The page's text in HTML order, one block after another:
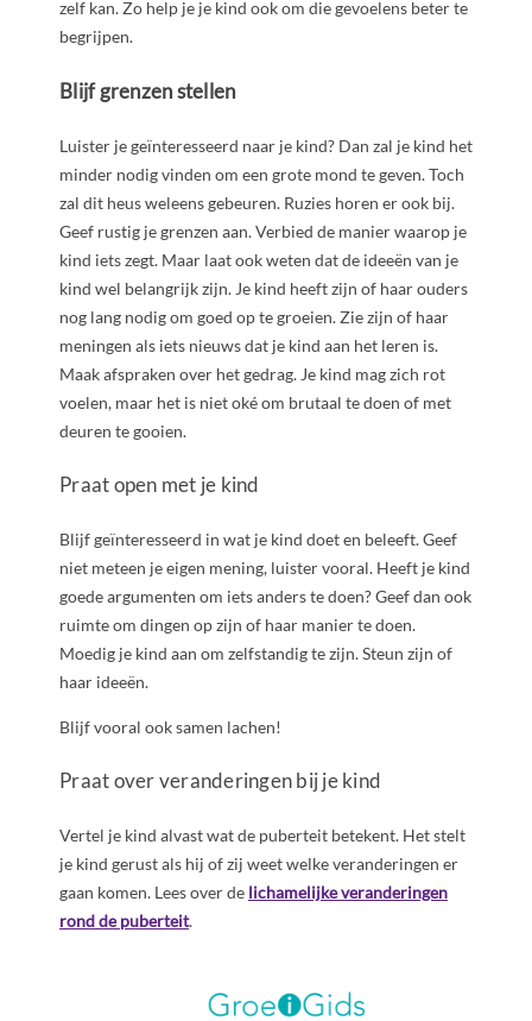
zelf kan. Zo help je je kind ook om die gevoelens beter te
begrijpen.
Blijf grenzen stellen
Luister je geïnteresseerd naar je kind? Dan zal je kind het
minder nodig vinden om een grote mond te geven. Toch
zal dit heus weleens gebeuren. Ruzies horen er ook bij.
Geef rustig je grenzen aan. Verbied de manier waarop je
kind iets zegt. Maar laat ook weten dat de ideeën van je
kind wel belangrijk zijn. Je kind heeft zijn of haar ouders
nog lang nodig om goed op te groeien. Zie zijn of haar
meningen als iets nieuws dat je kind aan het leren is.
Maak afspraken over het gedrag. Je kind mag zich rot
voelen, maar het is niet oké om brutaal te doen of met
deuren te gooien.
Praat open met je kind
Blijf geïnteresseerd in wat je kind doet en beleeft.Geef
niet meteen je eigen mening, luister vooral. Heeft je kind
goede argumenten om iets anders te doen? Geef dan ook
ruimte om dingen op zijn of haar manier te doen.
Moedig je kind aan om zelfstandig te zijn. Steun zijn of
haar ideeën.
Blijf vooral ook samen lachen!
Praat over veranderingen bij je kind
Vertel je kind alvast wat de puberteit betekent. Het stelt
je kind gerust als hij of zij weet welke veranderingen er
gaan komen. Lees over de lichamelijke veranderingen
rond de puberteit.